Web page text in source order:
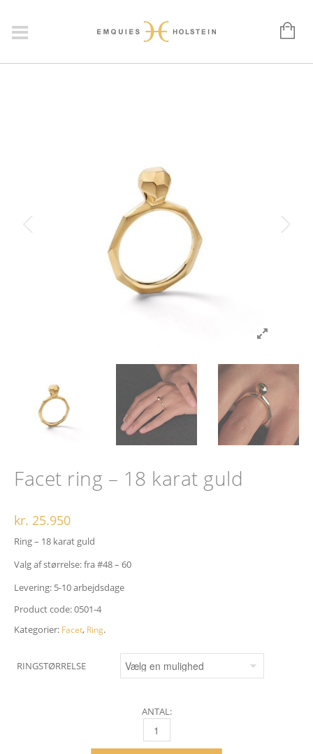
Facet ring – 18 karat guld
kr. 25.950
Ring – 18 karat guld
Valg af størrelse: fra #48 – 60
Levering: 5-10 arbejdsdage
Product code:0501-4
Kategorier: Facet, Ring.
RINGSTØRRELSE
ANTAL:
FACET RING - 18 KARAT GULD QUANTITY